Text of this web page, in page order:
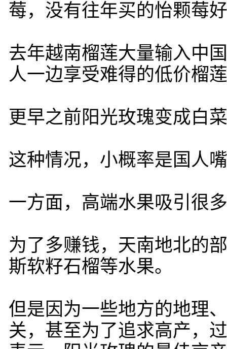
莓，没有往年买的怡颗莓
去年越南榴莲大量输入中
人一边享受难得的低价榴
更早之前阳光玫瑰变成白
这种情况，小概率是国人
一方面，高端水果吸引很
为了多赚钱，天南地北的
斯软籽石榴等水果。
但是因为一些地方的地理
关，甚至为了追求高产，